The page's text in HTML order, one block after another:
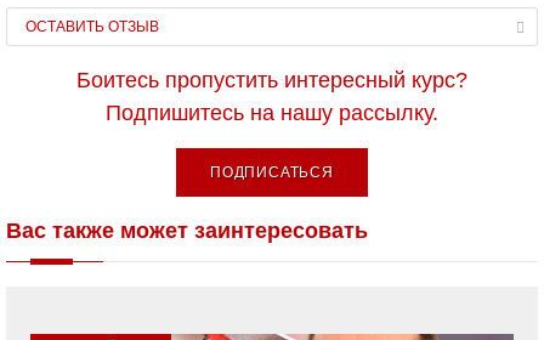
ОСТАВИТЬ ОТЗЫВ
Боитесь пропустить интересный курс?
Подпишитесь на нашу рассылку.
ПОДПИСАТЬСЯ
Вас также может заинтересовать